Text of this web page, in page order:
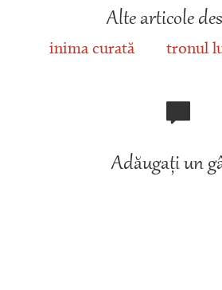
Alte articole
inima curată tronul
Adăugați un